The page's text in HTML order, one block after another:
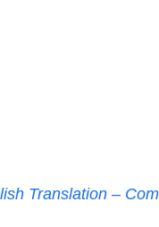
Translation –